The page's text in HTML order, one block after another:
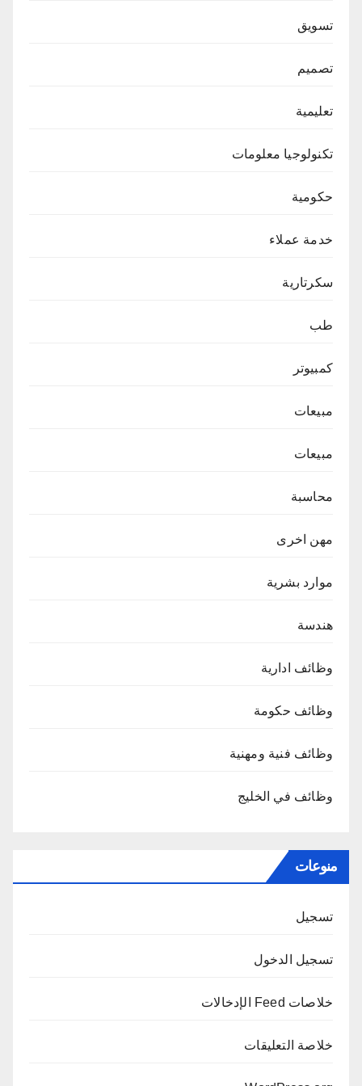
تسويق
تصميم
تعليمية
تكنولوجيا معلومات
حكومية
خدمة عملاء
سكرتارية
طب
كمبيوتر
مبيعات
مبيعات
محاسبة
مهن اخرى
موارد بشرية
هندسة
وظائف ادارية
وظائف حكومة
وظائف فنية ومهنية
وظائف في الخليج
منوعات
تسجيل
تسجيل الدخول
خلاصات Feed الإدخالات
خلاصة التعليقات